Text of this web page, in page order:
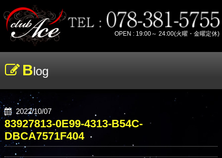
OPEN : 19:00～ 24:00(火曜・金曜定休)
Blog
2022/10/07
83927813-0E99-4313-B54C-
DBCA7571F404